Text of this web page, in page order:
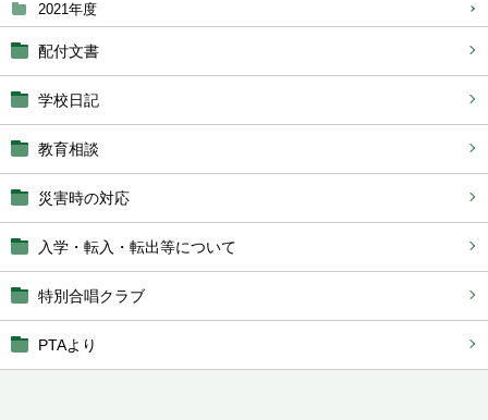
2021年度
配付文書
学校日記
教育相談
災害時の対応
入学・転入・転出等について
特別合唱クラブ
PTAより